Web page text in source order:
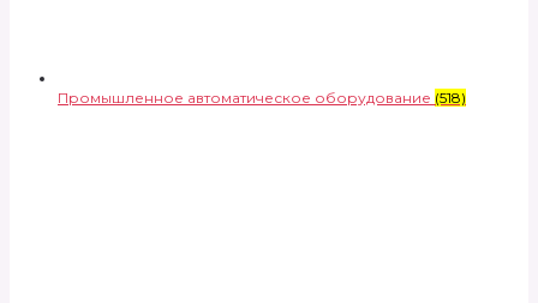
Промышленное автоматическое оборудование (518)